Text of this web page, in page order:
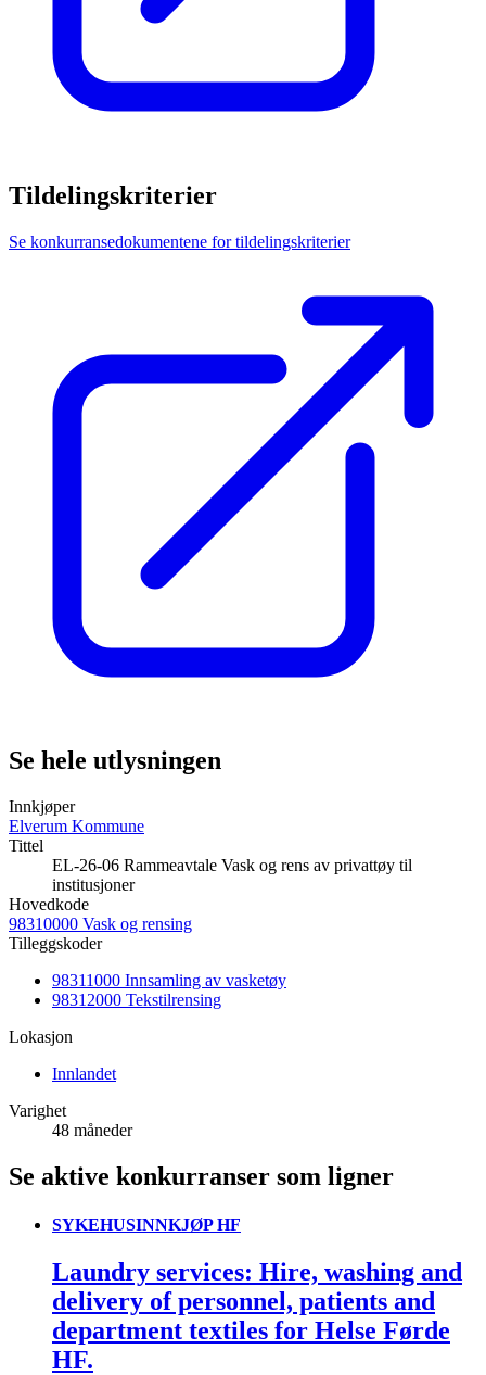
Tildelingskriterier
Se konkurransedokumentene for tildelingskriterier
Se hele utlysningen
Innkjøper
Elverum Kommune
Tittel
EL-26-06 Rammeavtale Vask og rens av privattøy til
institusjoner
Hovedkode
98310000 Vask og rensing
Tilleggskoder
98311000 Innsamling av vasketøy
98312000 Tekstilrensing
Lokasjon
Innlandet
Varighet
48 måneder
Se aktive konkurranser som ligner
SYKEHUSINNKJØP HF
Laundry services: Hire, washing and
delivery of personnel, patients and
department textiles for Helse Førde
HF.